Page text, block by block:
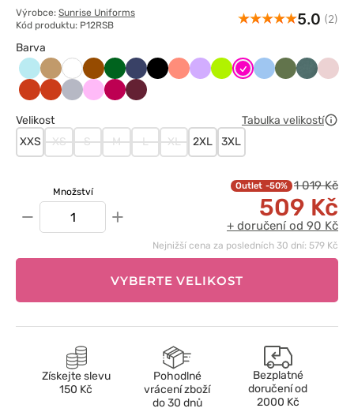
Výrobce: Sunrise Uniforms
Kód produktu: P12RSB
5.0 (2)
Barva
Aqua Beżowy
Biały BrązowyButelkowa
zieleń
Ciemny
granat
CzarnyKoralowyLawendowy
Limonka
MalinowyNiebieskiOliwkowy
Pomarańczowy
Pomarańczowy
Popielaty
RóżowyŚliwkowyWiśniowy
Velikost
Tabulka velikostí
XXS
XS S M L XL 2XL 3XL
Množství
− +
-50% 1 019 Kč
509 Kč
+ doručení od 90 Kč
Nejnižší cena za posledních 30 dní: 579 Kč
VYBERTE VELIKOST
Získejte slevu
150 Kč
Pohodlné
vrácení zboží
do 30 dnů
Bezplatné
doručení od
2000 Kč